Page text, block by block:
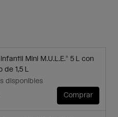
Mini M.U.L.E.® 5 L con
de 1,5 L
disponibles
Comprar